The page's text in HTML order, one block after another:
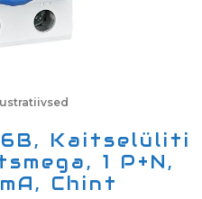
Kaitselüliti
1 P+N,
Chint